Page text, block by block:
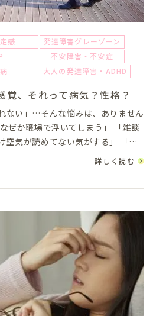
感
発達障害グレーゾーン
不安障害・不安症
大人の発達障害・ADHD
覚、それって病気？性格？
ない」…そんな悩みは、ありません
が読めてない気がする」 「他
分に、モヤモヤする」実は、こうし
詳しく読む